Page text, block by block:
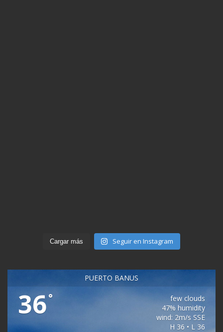
Cargar más Seguir en Instagram
PUERTO BANÚS
36°
few clouds
47% humidity
wind: 2m/s SSE
H 36 • L 36